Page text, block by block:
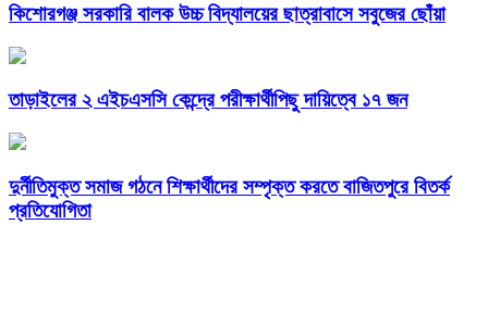
কিশোরগঞ্জ সরকারি বালক উচ্চ বিদ্যালয়ের ছাত্রাবাসে সবুজের ছোঁয়া
তাড়াইলের ২ এইচএসসি কেন্দ্রে পরীক্ষার্থীপিছু দায়িত্বে ১৭ জন
দুর্নীতিমুক্ত সমাজ গঠনে শিক্ষার্থীদের সম্পৃক্ত করতে বাজিতপুরে বিতর্ক
প্রতিযোগিতা